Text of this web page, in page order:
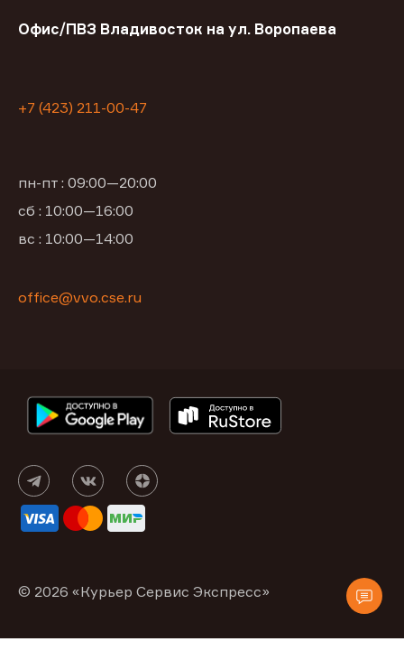
Офис/ПВЗ Владивосток на ул. Воропаева
+7 (423) 211-00-47
пн-пт : 09:00—20:00
сб : 10:00—16:00
вс : 10:00—14:00
office@vvo.cse.ru
© 2026 «Курьер Сервис Экспресс»